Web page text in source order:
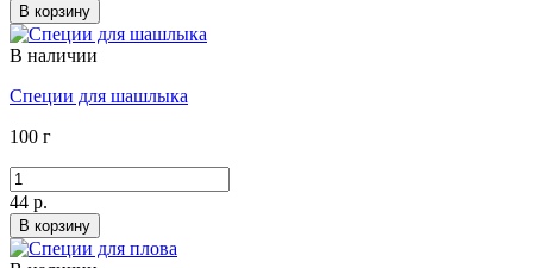
В корзину
В наличии
Специи для шашлыка
100 г
44 р.
В корзину